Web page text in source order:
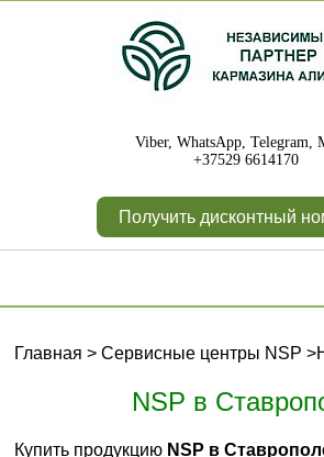
Viber, WhatsApp, Telegram,
+37529 6614170
Получить дисконтный
Главная > Сервисные центры NSP >
NSP в
Купить продукцию NSP в